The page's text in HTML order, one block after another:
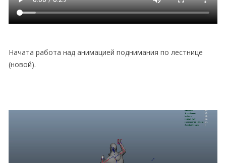
Начата работа над анимацией поднимания по лестнице
(новой).